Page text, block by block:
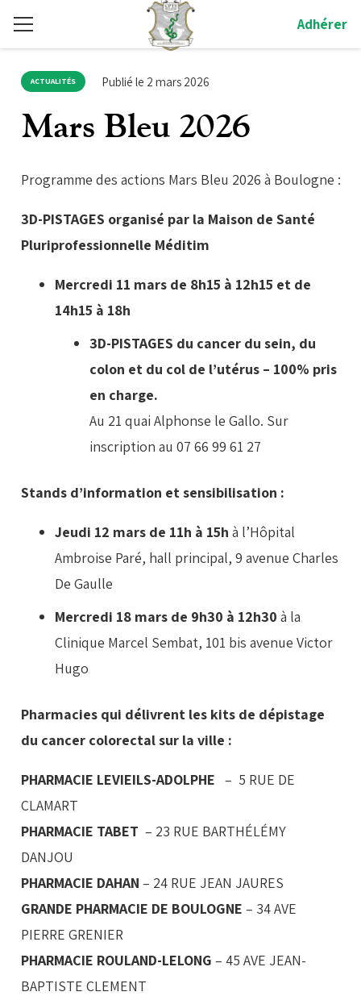
Adhérer
ACTUALITÉS Publié le 2 mars 2026
Mars Bleu 2026
Programme des actions Mars Bleu 2026 à Boulogne :
3D-PISTAGES organisé par la Maison de Santé
Pluriprofessionnelle Méditim
Mercredi 11 mars de 8h15 à 12h15 et de
14h15 à 18h
3D-PISTAGES du cancer du sein, du
colon et du col de l’utérus – 100% pris
en charge.
Au 21 quai Alphonse le Gallo. Sur
inscription au 07 66 99 61 27
Stands d’information et sensibilisation :
Jeudi 12 mars de 11h à 15h à l’Hôpital
Ambroise Paré, hall principal, 9 avenue Charles
De Gaulle
Mercredi 18 mars de 9h30 à 12h30 à la
Clinique Marcel Sembat, 101 bis avenue Victor
Hugo
Pharmacies qui délivrent les kits de dépistage
du cancer colorectal sur la ville :
PHARMACIE LEVIEILS-ADOLPHE – 5 RUE DE
CLAMART
PHARMACIE TABET – 23 RUE BARTHÉLÉMY
DANJOU
PHARMACIE DAHAN – 24 RUE JEAN JAURES
GRANDE PHARMACIE DE BOULOGNE – 34 AVE
PIERRE GRENIER
PHARMACIE ROULAND-LELONG – 45 AVE JEAN-
BAPTISTE CLEMENT